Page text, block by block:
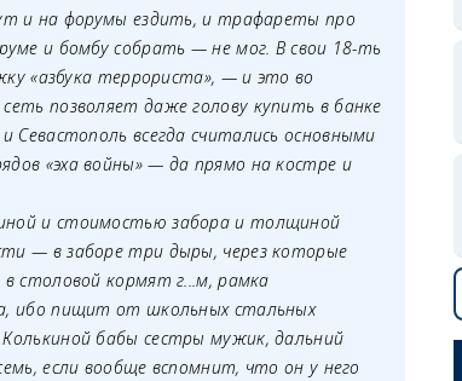
и на форумы ездить, и трафареты про
и бомбу собрать — не мог. В свои 18-ть
«азбука террориста», — и это во
позволяет даже голову купить в банке
всегда считались основными
«эха войны» — да прямо на костре и
и стоимостью забора и толщиной
— в заборе три дыры, через которые
столовой кормят г...м, рамка
ибо пищит от школьных стальных
бабы сестры мужик, дальний
если вообще вспомнит, что он у него